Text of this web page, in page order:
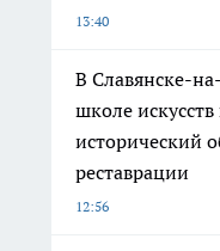
13:40
В Славянске-
школе искусств
исторический
реставрации
12:56